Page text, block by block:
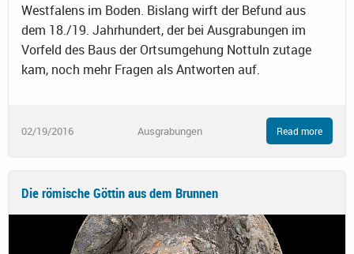
Westfalens im Boden. Bislang wirft der Befund aus
dem 18./19. Jahrhundert, der bei Ausgrabungen im
Vorfeld des Baus der Ortsumgehung Nottuln zutage
kam, noch mehr Fragen als Antworten auf.
02/19/2016 Ausgrabungen Read more
Die römische Göttin aus dem Brunnen